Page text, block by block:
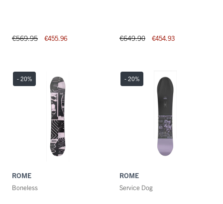
€569.95 €455.96 €649.90 €454.93
ROME
Boneless
- 20%
ROME
Service Dog
- 20%